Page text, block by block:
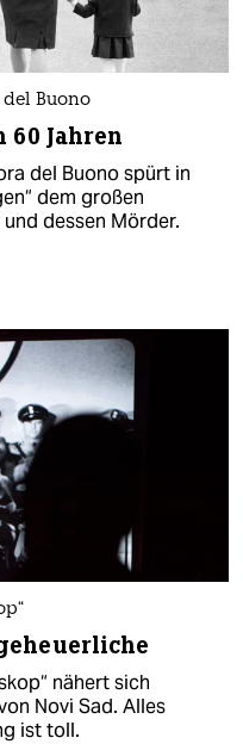
Buono
Jahren
del Buono spürt in
dem großen
dessen Mörder.
nähert sich
Novi Sad. Alles
ist toll.